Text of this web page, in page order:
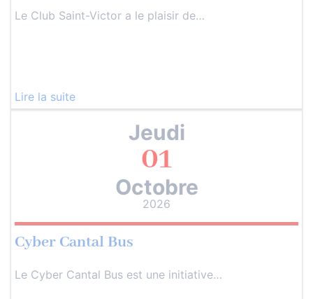
Le Club Saint-Victor a le plaisir de…
Lire la suite
Jeudi
01
Octobre
2026
Cyber Cantal Bus
Le Cyber Cantal Bus est une initiative…